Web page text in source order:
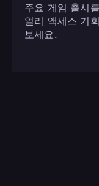
주요 게임 출시
얼리 액세스 기
보세요.